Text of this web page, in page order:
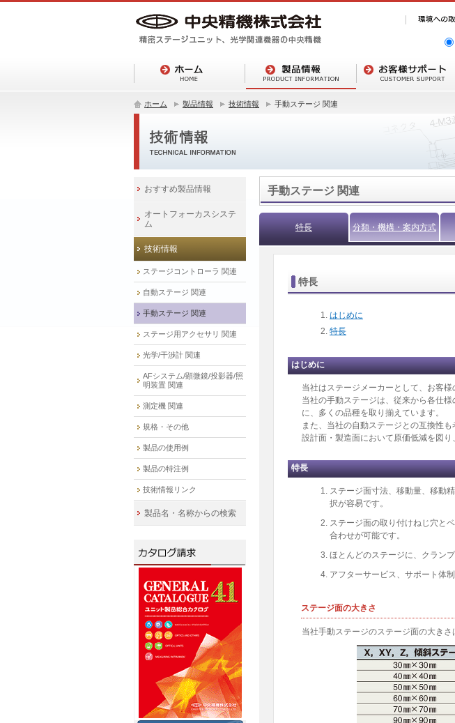
ホーム 製品情報 技術情報 手動ステージ 関連
手動ステージ 関連
特長 分類・機構・案内方式
特長
はじめに
特長
はじめに
当社はステージメーカーとして、お客
当社の手動ステージは、従来から各仕
に、多くの品種を取り揃えています。
また、当社の自動ステージとの互換性
設計面・製造面において原価低減を図り
特長
ステージ面寸法、移動量、移動
択が容易です。
ステージ面の取り付けねじ穴と
合わせが可能です。
ほとんどのステージに、クラン
アフターサービス、サポート体
ステージ面の大きさ
当社手動ステージのステージ面の大き
おすすめ製品情報
オートフォーカスシステ
ム
技術情報
ステージコントローラ 関連
自動ステージ 関連
手動ステージ 関連
ステージ用アクセサリ 関連
光学/干渉計 関連
AFシステム/顕微鏡/投影器/照
明装置 関連
測定機 関連
規格・その他
製品の使用例
製品の特注例
技術情報リンク
製品名・名称からの検索